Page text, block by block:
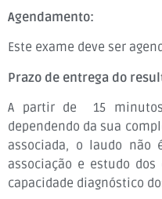
Agendamento:
Este exame deve ser
Prazo de entrega do
A partir de 15
dependendo da sua
associada, o laudo não
associação e estudo
capacidade diagnóstico